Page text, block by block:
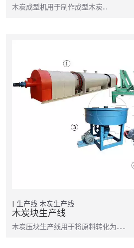
木炭成型机用于制作成型木炭…
生产线 木炭生产线
木炭块生产线
木炭压块生产线用于将原料转化为……